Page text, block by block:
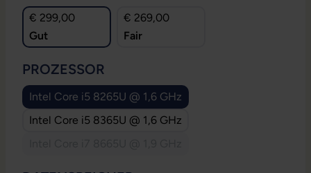
€ 299,00
Gut
€ 269,00
Fair
PROZESSOR
Intel Core i5 8265U @ 1,6 GHz
Intel Core i5 8365U @ 1,6 GHz